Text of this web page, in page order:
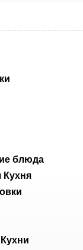
блюда
Кухня